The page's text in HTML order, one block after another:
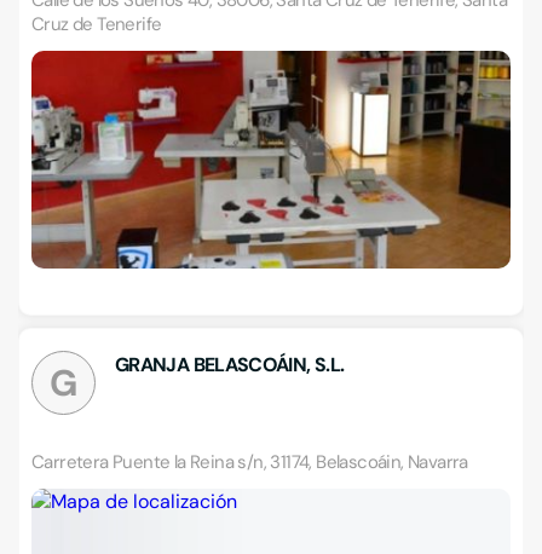
Cruz de Tenerife
G GRANJA BELASCOÁIN, S.L.
Carretera Puente la Reina s/n, 31174, Belascoáin, Navarra